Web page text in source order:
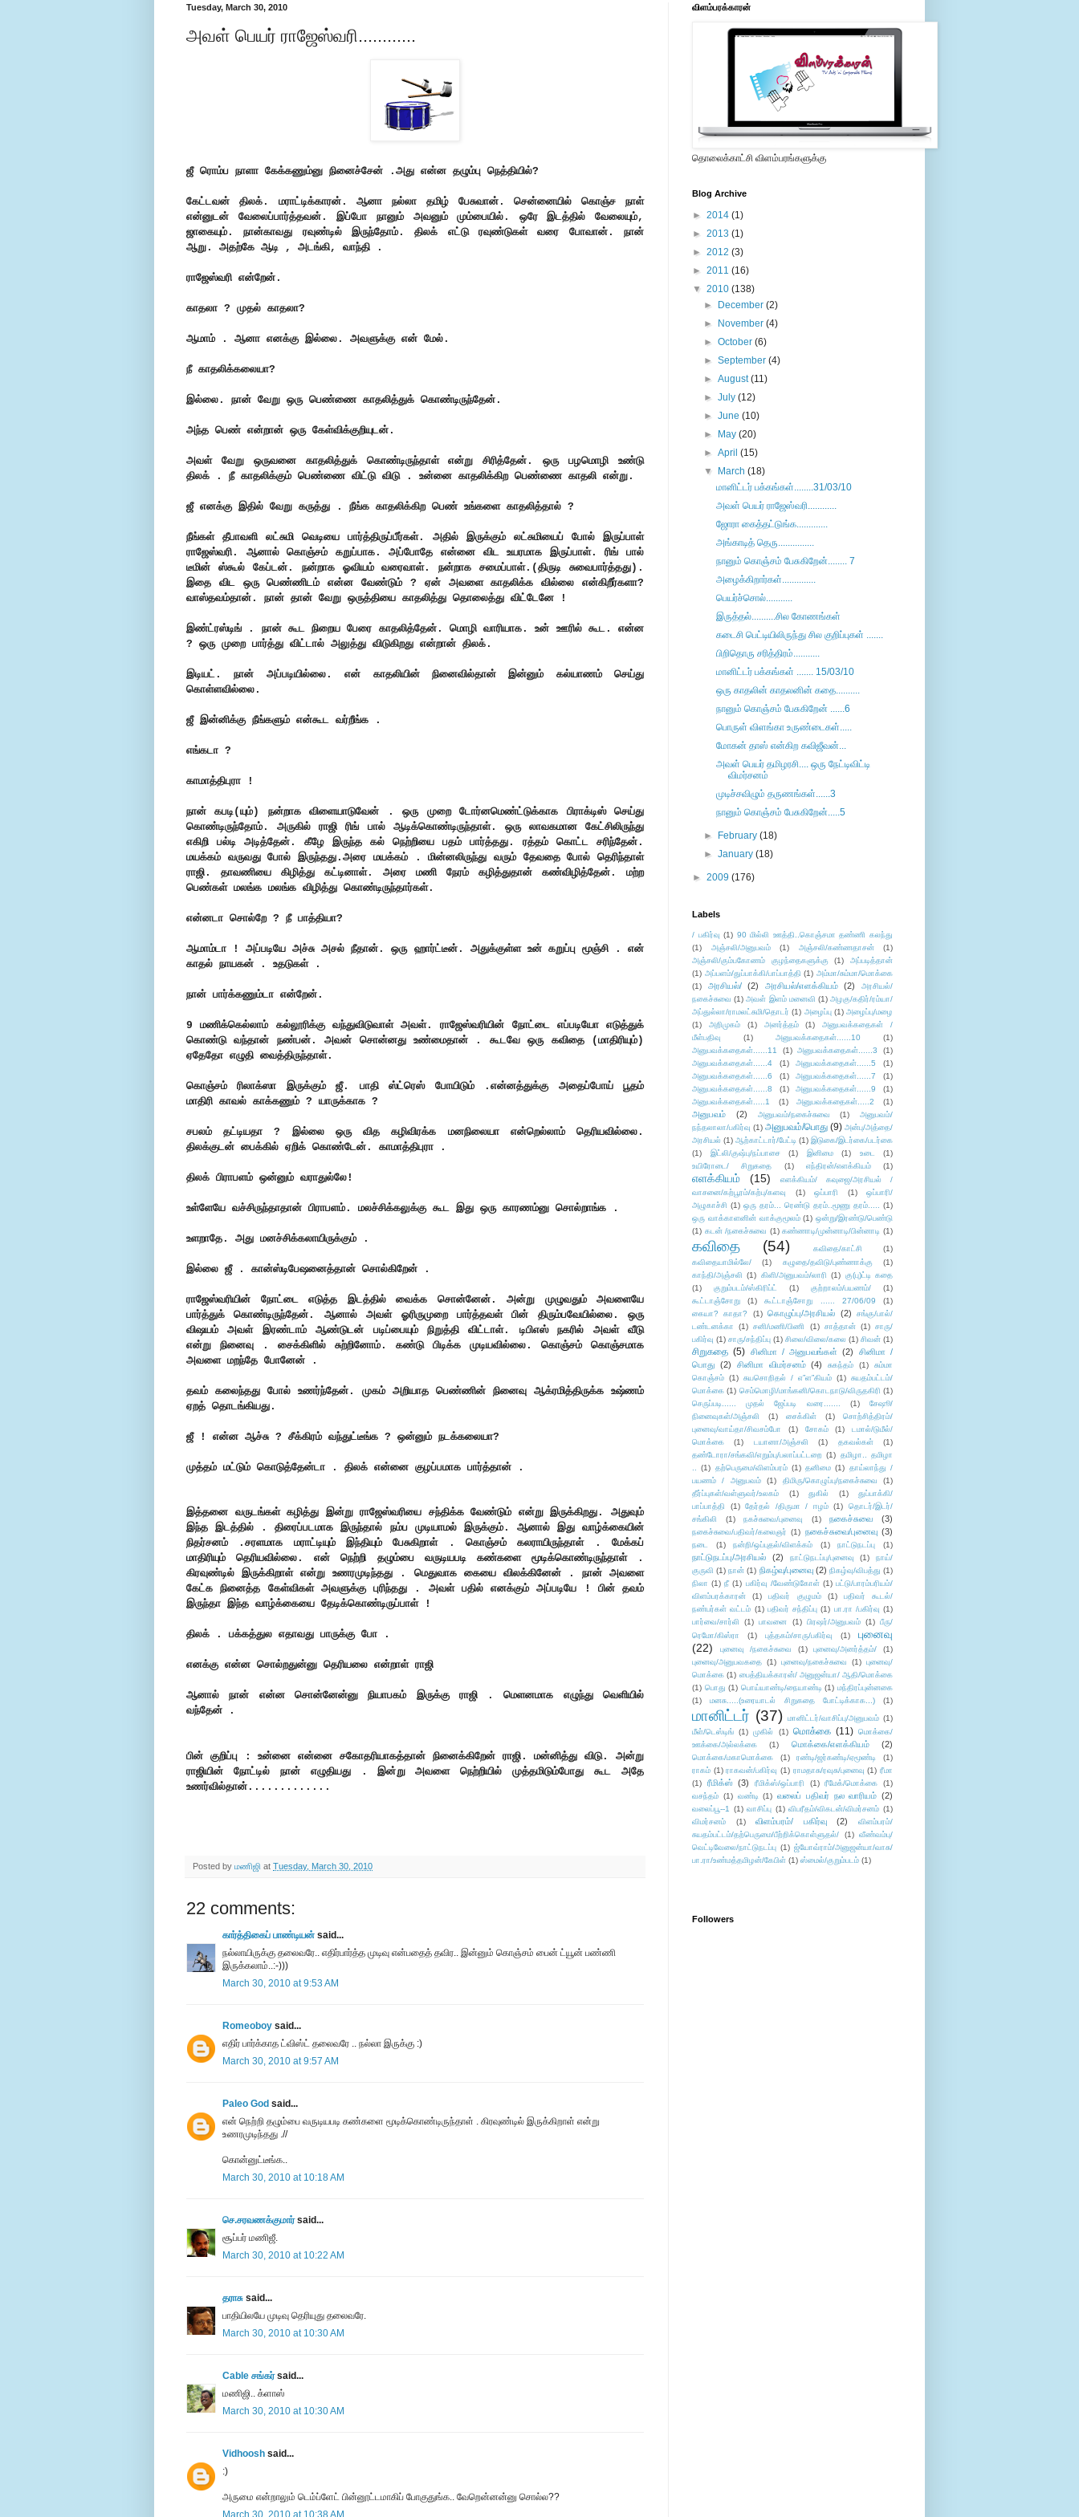
Tuesday, March 30, 2010
அவள் பெயர் ராஜேஸ்வரி............
ஜீ ரொம்ப நாளா கேக்கணும்னு நினைச்சேன் .அது என்ன தழும்பு நெத்தியில்?
கேட்டவன் திலக். மராட்டிக்காரன். ஆனா நல்லா தமிழ் பேசுவான். சென்னையில் கொஞ்ச நாள்
என்னுடன் வேலைப்பார்த்தவன். இப்போ நானும் அவனும் மும்பையில். ஒரே இடத்தில் வேலையும்,
ஜாகையும். நான்காவது ரவுண்டில் இருந்தோம். திலக் எட்டு ரவுண்டுகள் வரை போவான். நான்
ஆறு. அதற்கே ஆடி , அடங்கி, வாந்தி .
ராஜேஸ்வரி என்றேன்.
காதலா ? முதல் காதலா?
ஆமாம் . ஆனா எனக்கு இல்லை. அவளுக்கு என் மேல்.
நீ காதலிக்கலையா?
இல்லை. நான் வேறு ஒரு பெண்ணை காதலித்துக் கொண்டிருந்தேன்.
அந்த பெண் என்றான் ஒரு கேள்விக்குறியுடன்.
அவள் வேறு ஒருவனை காதலித்துக் கொண்டிருந்தாள் என்று சிரித்தேன். ஒரு பழமொழி உண்டு
திலக் . நீ காதலிக்கும் பெண்ணை விட்டு விடு . உன்னை காதலிக்கிற பெண்ணை காதலி என்று.
ஜீ எனக்கு இதில் வேறு கருத்து . நீங்க காதலிக்கிற பெண் உங்களை காதலித்தால் ?
நீங்கள் தீபாவளி லட்சுமி வெடியை பார்த்திருப்பீர்கள். அதில் இருக்கும் லட்சுமியைப் போல் இருப்பாள்
ராஜேஸ்வரி. ஆனால் கொஞ்சம் கறுப்பாக. அப்போதே என்னை விட உயரமாக இருப்பாள். ரிங் பால்
டீமின் ஸ்கூல் கேப்டன். நன்றாக ஓவியம் வரைவாள். நன்றாக சமைப்பாள்.(திருடி சுவைபார்த்தது).
இதை விட ஒரு பெண்ணிடம் என்ன வேண்டும் ? ஏன் அவளை காதலிக்க வில்லை என்கிறீர்களா?
வாஸ்தவம்தான். நான் தான் வேறு ஒருத்தியை காதலித்து தொலைத்து விட்டேனே !
இண்ட்ரஸ்டிங் . நான் கூட நிறைய பேரை காதலித்தேன். மொழி வாரியாக. உன் ஊரில் கூட. என்ன
? ஒரு முறை பார்த்து விட்டால் அலுத்து விடுகிறது என்றான் திலக்.
இடியட். நான் அப்படியில்லை. என் காதலியின் நினைவில்தான் இன்னும் கல்யாணம் செய்து
கொள்ளவில்லை.
ஜீ இன்னிக்கு நீங்களும் என்கூட வர்றீங்க .
எங்கடா ?
காமாத்திபுரா !
நான் கபடி(யும்) நன்றாக விளையாடுவேன் . ஒரு முறை டோர்னமெண்ட்டுக்காக பிராக்டிஸ் செய்து
கொண்டிருந்தோம். அருகில் ராஜி ரிங் பால் ஆடிக்கொண்டிருந்தாள். ஒரு லாவகமான கேட்சிலிருந்து
எகிறி பல்டி அடித்தேன். கீழே இருந்த கல் நெற்றியை பதம் பார்த்தது. ரத்தம் கொட்ட சரிந்தேன்.
மயக்கம் வருவது போல் இருந்தது.அரை மயக்கம் . மின்னலிருந்து வரும் தேவதை போல் தெரிந்தாள்
ராஜி. தாவணியை கிழித்து கட்டினாள். அரை மணி நேரம் கழித்துதான் கண்விழித்தேன். மற்ற
பெண்கள் மலங்க மலங்க விழித்து கொண்டிருந்தார்கள்.
என்னடா சொல்றே ? நீ பாத்தியா?
ஆமாம்டா ! அப்படியே அச்சு அசல் நீதான். ஒரு ஹார்ட்டீன். அதுக்குள்ள உன் கறுப்பு மூஞ்சி . என்
காதல் நாயகன் . உதடுகள் .
நான் பார்க்கணும்டா என்றேன்.
9 மணிக்கெல்லாம் கல்லூரிக்கு வந்துவிடுவாள் அவள். ராஜேஸ்வரியின் நோட்டை எப்படியோ எடுத்துக்
கொண்டு வந்தான் நண்பன். அவன் சொன்னது உண்மைதான் . கூடவே ஒரு கவிதை (மாதிரியும்)
ஏதேதோ எழுதி வைத்திருந்தாள்.
கொஞ்சம் ரிலாக்ஸா இருக்கும் ஜீ. பாதி ஸ்ட்ரெஸ் போயிடும் .என்னத்துக்கு அதைப்போய் பூதம்
மாதிரி காவல் காக்கணும் ? யாருக்காக ?
சபலம் தட்டியதா ? இல்லை ஒரு வித கழிவிரக்க மனநிலையா என்றெல்லாம் தெரியவில்லை.
திலக்குடன் பைக்கில் ஏறிக் கொண்டேன். காமாத்திபுரா .
திலக் பிராபளம் ஒன்னும் வராதுல்லே!
உள்ளேயே வச்சிருந்தாதான் பிராபளம். மலச்சிக்கலுக்கு கூட இது ஒரு காரணம்னு சொல்றாங்க .
உளறாதே. அது மனச்சிக்கலாயிருக்கும் .
இல்லை ஜீ . கான்ஸ்டிபேஷனைத்தான் சொல்கிறேன் .
ராஜேஸ்வரியின் நோட்டை எடுத்த இடத்தில் வைக்க சொன்னேன். அன்று முழுவதும் அவளையே
பார்த்துக் கொண்டிருந்தேன். ஆனால் அவள் ஓரிருமுறை பார்த்தவள் பின் திரும்பவேயில்லை. ஒரு
விஷயம் அவள் இரண்டாம் ஆண்டுடன் படிப்பையும் நிறுத்தி விட்டாள். டிபிஎஸ் நகரில் அவள் வீடு
என்று நினைவு . சைக்கிளில் சுற்றினோம். கண்டு பிடிக்க முடியவில்லை. கொஞ்சம் கொஞ்சமாக
அவளை மறந்தே போனேன் .
தவம் கலைந்தது போல் உணர்ந்தேன். முகம் அறியாத பெண்ணின் நினைவு ஆக்ரமித்திருக்க உஷ்ணம்
ஏறத் தொடங்கியது.
ஜீ ! என்ன ஆச்சு ? சீக்கிரம் வந்துட்டீங்க ? ஒன்னும் நடக்கலையா?
முத்தம் மட்டும் கொடுத்தேன்டா . திலக் என்னை குழப்பமாக பார்த்தான் .
இத்தனை வருடங்கள் கழித்து இன்று ராஜேஸ்வரியை சந்திக்க வேண்டும் என்று இருக்கிறது. அதுவும்
இந்த இடத்தில் . திரைப்படமாக இருந்தால் நம்ப முடியாமல் இருக்கும். ஆனால் இது வாழ்க்கையின்
நிதர்சனம் .சரளமாக மராட்டியும் இந்தியும் பேசுகிறாள் . கொஞ்சம் கலராயிருந்தாள் . மேக்கப்
மாதிரியும் தெரியவில்லை. என் நெற்றி தழும்பை வருடியபடி கண்களை மூடிக்கொண்டிருந்தாள் .
கிரவுண்டில் இருக்கிறாள் என்று உணரமுடிந்தது . மெதுவாக கையை விலக்கினேன் . நான் அவளை
கேட்க நினைத்த கேள்விகள் அவளுக்கு புரிந்தது . அவள் பதில் எனக்கும் அப்படியே ! பின் தவம்
இருந்தா இந்த வாழ்க்கையை தேடிக்கொண்டிருப்பாள் !
திலக் . பக்கத்துல எதாவது பாருக்கு போ .
எனக்கு என்ன சொல்றதுன்னு தெரியலை என்றாள் ராஜி
ஆனால் நான் என்ன சொன்னேன்னு நியாபகம் இருக்கு ராஜி . மெளனமாக எழுந்து வெளியில்
வந்தேன் .
பின் குறிப்பு : உன்னை என்னை சகோதரியாகத்தான் நினைக்கிறேன் ராஜி. மன்னித்து விடு. அன்று
ராஜியின் நோட்டில் நான் எழுதியது . இன்று அவளை நெற்றியில் முத்தமிடும்போது கூட அதே
உணர்வில்தான்.............
Posted by மணிஜி at Tuesday, March 30, 2010
22 comments:
கார்த்திகைப் பாண்டியன் said...
நல்லாயிருக்கு தலைவரே.. எதிர்பார்த்த முடிவு என்பதைத் தவிர.. இன்னும் கொஞ்சம் பைன் ட்யூன் பண்ணி
இருக்கலாம்..:-)))
March 30, 2010 at 9:53 AM
Romeoboy said...
எதிர் பார்க்காத ட்விஸ்ட் தலைவரே .. நல்லா இருக்கு :)
March 30, 2010 at 9:57 AM
Paleo God said...
என் நெற்றி தழும்பை வருடியபடி கண்களை மூடிக்கொண்டிருந்தாள் . கிரவுண்டில் இருக்கிறாள் என்று
உணரமுடிந்தது .//
கொன்னுட்டீங்க..
March 30, 2010 at 10:18 AM
செ.சரவணக்குமார்said...
சூப்பர் மணிஜீ.
March 30, 2010 at 10:22 AM
தராசு said...
பாதியிலயே முடிவு தெரியுது தலைவரே.
March 30, 2010 at 10:30 AM
Cable சங்கர்said...
மணிஜி.. க்ளாஸ்
March 30, 2010 at 10:30 AM
Vidhoosh said...
:)
அருமை என்றாலும் டெம்ப்ளேட் பின்னூட்டமாகிப் போகுதுங்க.. வேறென்னன்னு சொல்ல??
March 30, 2010 at 10:38 AM
விளம்பரக்காரன்
தொலைக்காட்சி விளம்பரங்களுக்கு
Blog Archive
► 2014 (1)
► 2013 (1)
► 2012 (3)
► 2011 (16)
▼ 2010 (138)
►
December(2)
►
November(4)
►October(6)
►September(4)
►August(11)
►July(12)
►June(10)
►
May(20)
►April(15)
▼
March(18)
மானிட்டர் பக்கங்கள்........31/03/10
அவள் பெயர் ராஜேஸ்வரி............
ஜோரா கைத்தட்டுங்க.............
அங்காடித் தெரு...............
நானும் கொஞ்சம் பேசுகிறேன்........ 7
அழைக்கிறார்கள்..............
பெயர்ச்சொல்...........
இருத்தல்..........சில கோணங்கள்
கடைசி பெட்டியிலிருந்து சில குறிப்புகள் .......
பிறிதொரு சரித்திரம்...........
மானிட்டர் பக்கங்கள் ....... 15/03/10
ஒரு காதலின் காதலனின் கதை..........
நானும் கொஞ்சம் பேசுகிறேன் ......6
பொருள் விளங்கா உருண்டைகள்.....
மோகன் தாஸ் என்கிற கவிஜீவன்...
அவள் பெயர் தமிழரசி.... ஒரு நேட்டிவிட்டி
விமர்சனம்
முடிச்சவிழும் தருணங்கள்......3
நானும் கொஞ்சம் பேசுகிறேன்.....5
► February(18)
►January(18)
► 2009 (176)
Labels
/ பகிர்வு (1) 90 மில்லி ஊத்தி..கொஞ்சமா தண்ணி கலந்து
(1)
அஞ்சலி/அனுபவம் (1) அஞ்சலி/கண்ணதாசன்
(1)
அஞ்சலி/கும்பகோணம் குழந்தைகளுக்கு
(1)
அப்படித்தான்
(1) அப்பளம்/துப்பாக்கி/பாப்பாத்தி (1) அம்மா/சும்மா/மொக்கை
(1)
அரசியல்/ (2) அரசியல்/எளக்கியம் (2)
அரசியல்/
நகைச்சுவை (1) அவள் இளம் மனைவி (1) அழகு/கதிர்/ரம்யா/
அப்துல்லா/ராமலட்சுமி/தொடர் (1) அழைப்பு (1) அழைப்பு/மழை
(1)
அறிமுகம் (1) அனர்த்தம் (1)
அனுபவக்கதைகள் /
மீள்பதிவு
(1) அனுபவக்கதைகள்......10
(1)
அனுபவக்கதைகள்......11
(1) அனுபவக்கதைகள்......3
(1)
அனுபவக்கதைகள்......4
(1) அனுபவக்கதைகள்......5
(1)
அனுபவக்கதைகள்......6
(1) அனுபவக்கதைகள்......7
(1)
அனுபவக்கதைகள்......8
(1) அனுபவக்கதைகள்......9
(1)
அனுபவக்கதைகள்.....1
(1) அனுபவக்கதைகள்.....2 (1)
அனுபவம் (2) அனுபவம்/நகைச்சுவை (1)
அனுபவம்/
நந்தலாலா/பகிர்வு (1) அனுபவம்/பொது (9) அன்பு/அத்தை/
அரசியல் (1) ஆற்காட்டார்/பேட்டி (1) இடுகை/இடர்கை/படர்கை
(1)
இட்லி/குஷ்பு/நப்பாசை (1) இனிமை (1) உடை
(1)
உயிரோடை/ சிறுகதை
(1) எந்திரன்/எளக்கியம் (1)
எளக்கியம் (15)
எளக்கியம்/ கவுஜை/அரசியல் /
வாசனை/கற்பூரம்/கற்பு/களவு
(1) ஒப்பாரி (1)
ஒப்பாரி/
அழுகாச்சி (1) ஒரு தரம்... ரெண்டு தரம்..மூணு தரம்..... (1)
ஒரு வாக்காளனின் வாக்குமூலம் (1) ஒன்று/இரண்டு/பெண்டு
(1) கடன் /நகைச்சுவை (1) கண்ணாடி/முன்னாடி/பின்னாடி (1)
கவிதை (54) கவிதை/காட்சி
(1)
கவிதையாமில்லே/
(1) கழுதை/தவிடு/புண்ணாக்கு
(1)
காந்தி/அஞ்சலி (1) கிளி/அனுபவம்/லாரி (1) கு(பு)ட்டி கதை
(1)
குறும்படம்/ஸ்கிரிப்ட் (1) குற்றாலம்/பயணம்/
(1)
கூட்டாஞ்சோறு
(1) கூட்டாஞ்சோறு ...... 27/06/09
(1)
கையா? காதா?
(1) கொழுப்பு/அரசியல் (2)
சங்கு/பால்/
டண்டனக்கா
(1) சனி/மணி/பிணி (1) சாத்தான் (1) சாரு/
பகிர்வு (1) சாரு/சந்திப்பு (1) சிலை/விலை/கலை (1) சிவன் (1)
சிறுகதை (5) சினிமா / அனுபவங்கள் (2)
சினிமா /
பொது (2) சினிமா விமர்சனம் (4) சுகந்தம் (1)
சும்மா
கொஞ்சம் (1) சுயசொறிதல் / எ”ள”கியம் (1) சுயதம்பட்டம்/
மொக்கை (1) செம்மொழி/மாங்கனி/கொடநாடு/விருதகிரி (1)
செருப்படி...... முதல் ஜேப்படி வரை.......
(1)
சேஷூ/
நினைவுகள்/அஞ்சலி
(1) சைக்கிள் (1)
சொற்சித்திரம்/
புனைவு/வாய்தா/சிவசம்போ
(1) சோகம் (1)
டமால்/டுமீல்/
மொக்கை
(1) டயானா/அஞ்சலி (1) தகவல்கள்
(1)
தண்டோரா/சங்கவி/எறும்பு/பலாப்பட்டறை (1) தமிழா.. தமிழா
.. (1) தற்பெருமை/விளம்பரம் (1) தனிமை (1) தாய்லாந்து /
பயணம் / அனுபவம்
(1) திமிரு/கொழுப்பு/நகைச்சுவை
(1)
தீர்ப்புகள்/வள்ளுவர்/உலகம்
(1) துகில் (1)
துப்பாக்கி/
பாப்பாத்தி
(1) தேர்தல் /திருமா / ஈழம் (1)
தொடர்/இடர்/
சங்கிலி
(1) நகச்சுவை/புனைவு (1) நகைச்சுவை (3)
நகைச்சுவை/பதிவர்/கலைஞர் (1) நகைச்சுவை/புனைவு (3)
நடை (1) நன்றி/ஒப்புதல்/விளக்கம் (1) நாட்டுநடப்பு (1)
நாட்டுநடப்பு/அரசியல் (2) நாட்டுநடப்பு/புனைவு (1)
நாய்/
குருவி (1) நான் (1) நிகழ்வு/புனைவு (2) நிகழ்வு/விபத்து (1)
நிலா (1) நீ (1) பகிர்வு /வேண்டுகோள் (1) பட்டு/பாரம்பரியம்/
விளம்பரக்காரன்
(1) பதிவர் குழுமம் (1)
பதிவர் கூடல்/
நண்பர்கள் வட்டம் (1) பதிவர் சந்திப்பு (1) பா.ரா /பகிர்வு (1)
பார்வை/சார்லி
(1) பாவனை (1) பிரஷர்/அனுபவம் (1) பீரு/
ரெமோ/கிஸ்ரா
(1) புத்தகம்/சாரு/பகிர்வு (1)
புனைவு
(22)
புனைவு /நகைச்சுவை (1) புனைவு/அனர்த்தம்/
(1)
புனைவு/அனுபவகதை (1) புனைவு/நகைச்சுவை (1) புனைவு/
மொக்கை (1) பைத்தியக்காரன்/ அனுஜன்யா/ ஆதி/மொக்கை
(1) பொது (1) பொய்யாண்டி/நையாண்டி (1) மந்திரப்புன்னகை
(1)
மனசு.....(உரையாடல் சிறுகதை போட்டிக்காக...) (1)
மானிட்டர் (37) மானிட்டர்/வாசிப்பு/அனுபவம் (1)
மீள்/டெஸ்டிங் (1) முகில் (1) மொக்கை (11) மொக்கை/
ஊக்கை/அல்லக்கை
(1) மொக்கை/எளக்கியம் (2)
மொக்கை/மகாமொக்கை (1) ரண்டி/ஜர்கண்டி/ஏமூண்டி
(1)
ராகம் (1) ராகவன்/பகிர்வு (1) ராமதாசு/ரவுசு/புனைவு (1) ரீமா
(1)
ரீமிக்ஸ் (3) ரீமிக்ஸ்/ஒப்பாரி (1) ரீமேக்/மொக்கை
(1)
வசந்தம் (1) வண்டி (1) வலைப் பதிவர் நல வாரியம் (2)
வலைப்பூ--1 (1) வாசிப்பு (1) விபரீதம்/விகடன்/விமர்சனம் (1)
விமர்சனம்
(1) விளம்பரம்/ பகிர்வு (2)
விளம்பரம்/
சுயதம்பட்டம்/தற்பெருமை/பீற்றிக்கொள்ளுதல்/
(1) வீண்வம்பு/
வெட்டிவேலை/நாட்டுநடப்பு (1) ஜ்யோவ்ராம்/அனுஜன்யா/வாசு/
பா.ரா/உண்மத்தமிழன்/கேபிள் (1) ஸ்மைல்/குறும்படம் (1)
Followers